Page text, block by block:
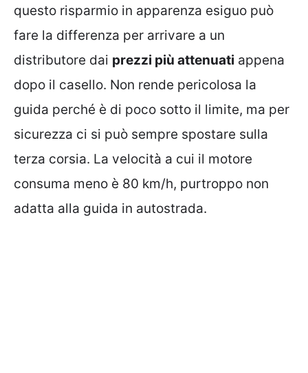
questo risparmio in apparenza esiguo può
fare la differenza per arrivare a un
distributore dai prezzi più attenuati appena
dopo il casello. Non rende pericolosa la
guida perché è di poco sotto il limite, ma per
sicurezza ci si può sempre spostare sulla
terza corsia. La velocità a cui il motore
consuma meno è 80 km/h, purtroppo non
adatta alla guida in autostrada.